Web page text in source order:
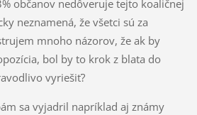
občanov nedôveruje tejto koaličnej
neznamená, že všetci sú za
mnoho názorov, že ak by
bol by to krok z blata do
vyriešiť?
sa vyjadril napríklad aj známy